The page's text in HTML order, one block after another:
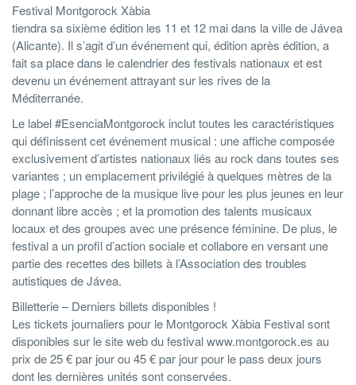
Festival Montgorock Xàbia
tiendra sa sixième édition les 11 et 12 mai dans la ville de Jávea
(Alicante). Il s’agit d’un événement qui, édition après édition, a
fait sa place dans le calendrier des festivals nationaux et est
devenu un événement attrayant sur les rives de la
Méditerranée.
Le label #EsenciaMontgorock inclut toutes les caractéristiques
qui définissent cet événement musical : une affiche composée
exclusivement d’artistes nationaux liés au rock dans toutes ses
variantes ; un emplacement privilégié à quelques mètres de la
plage ; l’approche de la musique live pour les plus jeunes en leur
donnant libre accès ; et la promotion des talents musicaux
locaux et des groupes avec une présence féminine. De plus, le
festival a un profil d’action sociale et collabore en versant une
partie des recettes des billets à l’Association des troubles
autistiques de Jávea.
Billetterie – Derniers billets disponibles !
Les tickets journaliers pour le Montgorock Xàbia Festival sont
disponibles sur le site web du festival www.montgorock.es au
prix de 25 € par jour ou 45 € par jour pour le pass deux jours
dont les dernières unités sont conservées.